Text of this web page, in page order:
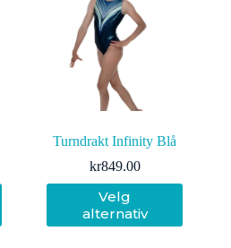
Turndrakt Infinity Blå
kr849.00
Velg
alternativ
Dette
produktet
har